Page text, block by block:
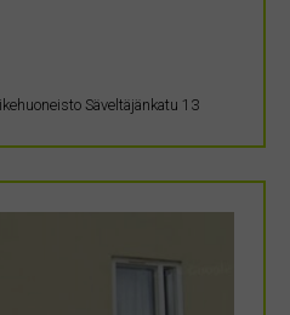
Säveltäjänkatu 13